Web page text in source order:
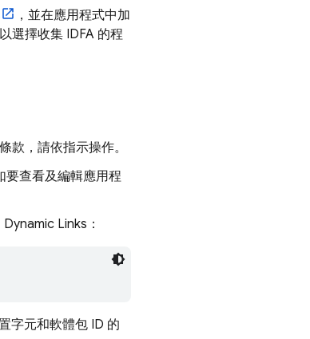
，並在應用程式中加
選擇收集 IDFA 的程
款，請依指示操作。
要查看及編輯應用程
Dynamic Links ：
字元和軟體包 ID 的